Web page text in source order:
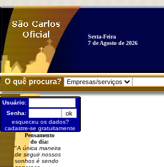
Sexta-Feira
7 de Agosto de 2026
O quê procura?
Usuário:
Senha:
esqueceu os dados?
cadastre-se gratuitamente
Pensamento
do dia:
"A única maneira
de seguir nossos
sonhos é sendo